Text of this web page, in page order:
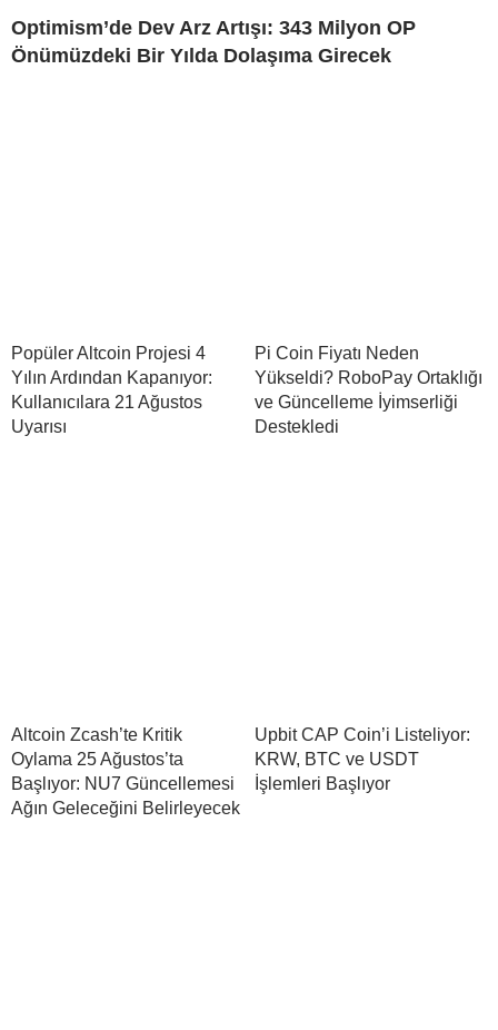
Optimism’de Dev Arz Artışı: 343 Milyon OP
Önümüzdeki Bir Yılda Dolaşıma Girecek
Popüler Altcoin Projesi 4
Yılın Ardından Kapanıyor:
Kullanıcılara 21 Ağustos
Uyarısı
Pi Coin Fiyatı Neden
Yükseldi? RoboPay Ortaklığı
ve Güncelleme İyimserliği
Destekledi
Altcoin Zcash’te Kritik
Oylama 25 Ağustos’ta
Başlıyor: NU7 Güncellemesi
Ağın Geleceğini Belirleyecek
Upbit CAP Coin’i Listeliyor:
KRW, BTC ve USDT
İşlemleri Başlıyor